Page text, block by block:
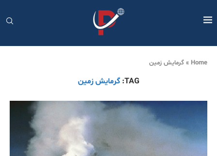
Home
» گرمایش زمین
TAG: گرمایش زمین